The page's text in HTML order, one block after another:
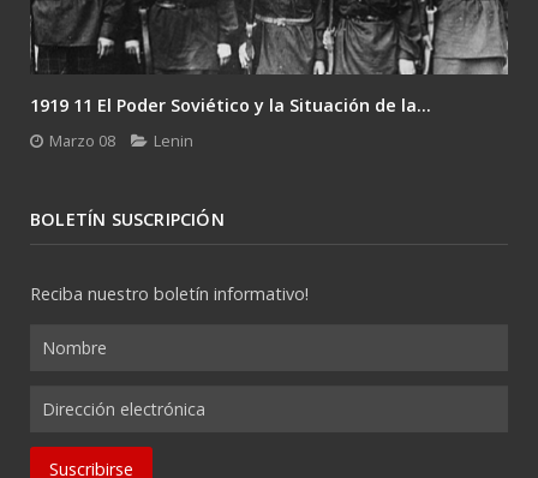
1919 11 El Poder Soviético y la Situación de la...
Marzo 08 Lenin
BOLETÍN SUSCRIPCIÓN
Reciba nuestro boletín informativo!